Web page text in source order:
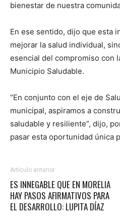
bienestar de nuestra
En ese sentido, dijo que esta
mejorar la salud individual,
esencial del compromiso con
Municipio Saludable.
“En conjunto con el eje de
municipal, aspiramos a
saludable y resiliente”, dijo,
pasar esta oportunidad única
Artículo anterior
ES INNEGABLE QUE EN MORELIA
HAY PASOS AFIRMATIVOS PARA
EL DESARROLLO: LUPITA DÍAZ